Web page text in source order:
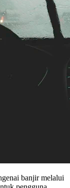
banjir melalui